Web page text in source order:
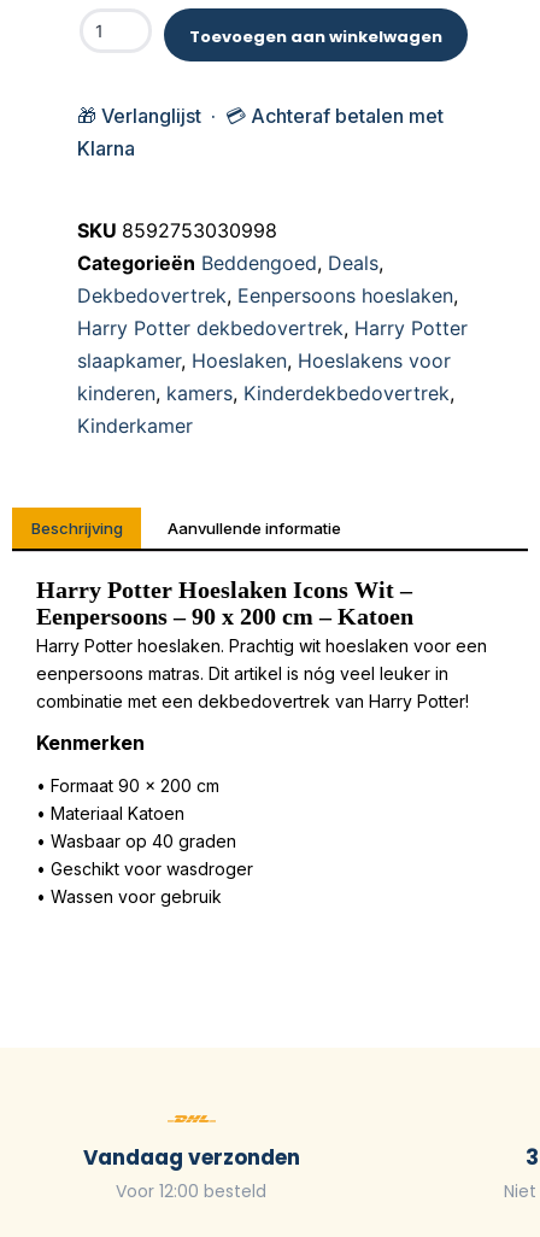
Toevoegen aan winkelwagen
🎁 Verlanglijst · 💳 Achteraf betalen met
Klarna
SKU 8592753030998
Categorieën Beddengoed, Deals,
Dekbedovertrek, Eenpersoons hoeslaken,
Harry Potter dekbedovertrek, Harry Potter
slaapkamer, Hoeslaken, Hoeslakens voor
kinderen, kamers, Kinderdekbedovertrek,
Kinderkamer
Beschrijving Aanvullende informatie
Harry Potter Hoeslaken Icons Wit –
Eenpersoons – 90 x 200 cm – Katoen
Harry Potter hoeslaken. Prachtig wit hoeslaken voor een
eenpersoons matras. Dit artikel is nóg veel leuker in
combinatie met een dekbedovertrek van Harry Potter!
Kenmerken
• Formaat 90 x 200 cm
• Materiaal Katoen
• Wasbaar op 40 graden
• Geschikt voor wasdroger
• Wassen voor gebruik
Vandaag verzonden
Voor 12:00 besteld